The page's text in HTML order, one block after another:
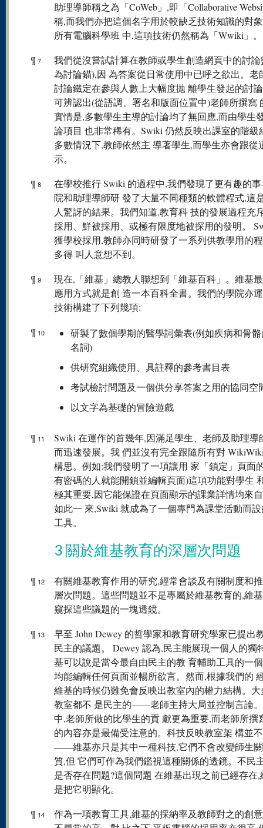
助理導師稱之為「CoWeb」,即「Collaborative
稱,而我們亦把這個名字用於較缺乏技術知識的對
所有電腦科學班 中,這項技術仍然稱為「Wwiki」。
¶ 7
我們從沒嘗試計算在教師或學生創造網頁中的討
為討論錨),因 為答案從日常使用中已呼之欲出。老
討論鐵定在參與人數上大幅度拋 離學生發起的討
可辨認出(從語調、署名和版面位置中)老師所撰寫
實情是,多數學生主導的討論均了無回應,而由學生
論項目 也非常稀有。Swiki 仍然反映出課室的階級
多數情況下,教師依然主 導著學生,而學生亦會跟從
示。
¶ 8
在學校推行 Swiki 的過程中,我們發現了更有趣的
院和助理導師研 發了大量不同種類的軟體程式,這
人驚訝的結果。我們知道,教育科 技的發展過程充
採用、鮮被採用、或極有限度地被探用的發明。
獲學校採用,教師亦同時研發了一系列供教學用的
多得 叫人意想不到。
¶ 9
現在,「維基」總教人聯想到「維基百科」。維基
應用方式就是創 造一本百科全書。我們的學院亦
技術構建了下列幾項:
¶ 10
研製了數個學期的醫學詞彙表(例如疾病和骨
名詞)
供研究組織使用、具註釋的參考書目表
考試檢討問題及一個供分享答案之用的協同空
以文字為基礎的冒險遊戲
¶ 11
Swiki 在運作的首幾年,因滿足學生、老師及助理導
而迅速發展。我 們並沒有完全跟隨所有對
構思。例如:我們發明了一項讓用 家「鎖定」頁面
有密碼的人就能開鎖並編輯頁面)這項功能對學生
極其重要,因它能保證在頁面顯示的課業詳情均來
如此一 來,Swiki 就成為了一個專門為課堂活動而
工具。
3 關於維基教育的深層次問題
¶ 12
有關維基教育作用的研究,經常會談及有關制度和
層次問題。這些問題並不是專屬於維基教育的,維
窺探這些議題的一塊透鏡。
¶ 13
早至 John Dewey 的哲學家和教育研究學家已提出
民主的議題。 Dewey 認為,民主能展現一個人的獨
基可以說是當今最自由民主的教 育輔助工具的一
均能編輯任何頁面並暢所欲言。然而,根據我們的
維基的時候仍難免會反映出教室內的權力結構。
教室都不 是民主的——老師主持大局並控制言論
中,老師所做的比學生的貢 獻更為重要,而老師所撰
的內容亦是最備受注意的。科技反映教室架 構並
——維基亦只是其中一種科技,它們不會改變師生
質,但 它們可作為我們鑑視這種關係的透鏡。不民
是否存在問題?這個問題 在維基出現之前已經存在,
是把它明顯化。
¶ 14
作為一項教育工具,維基的採納率及教師對之的創